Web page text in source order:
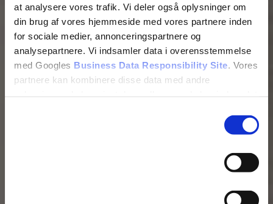
at analysere vores trafik. Vi deler også oplysninger om
din brug af vores hjemmeside med vores partnere inden
for sociale medier, annonceringspartnere og
analysepartnere. Vi indsamler data i overensstemmelse
med Googles Business Data Responsibility Site . Vores
partnere kan kombinere disse data med andre